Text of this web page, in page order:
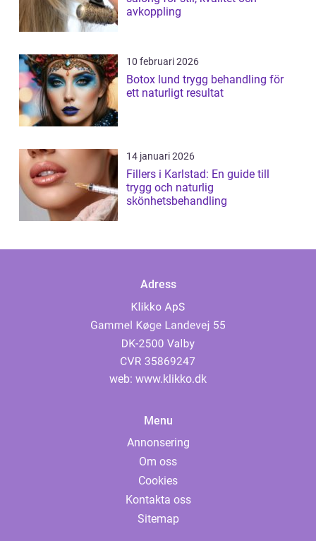
avkoppling
10 februari 2026
Botox lund trygg behandling för
ett naturligt resultat
14 januari 2026
Fillers i Karlstad: En guide till
trygg och naturlig
skönhetsbehandling
Adress
web: www.klikko.dk
Menu
Annonsering
Om oss
Cookies
Kontakta oss
Sitemap